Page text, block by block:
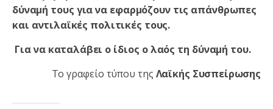
δύναμή τους για να εφαρμόζουν τις απάνθρωπες
και αντιλαϊκές πολιτικές τους.
Για να καταλάβει ο ίδιος ο λαός τη δύναμή του.
Το γραφείο τύπου της Λαϊκής Συσπείρωσης